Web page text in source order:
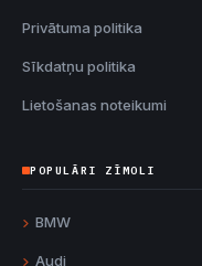
Privātuma politika
Sīkdatņu politika
Lietošanas noteikumi
POPULĀRI ZĪMOLI
BMW
Audi